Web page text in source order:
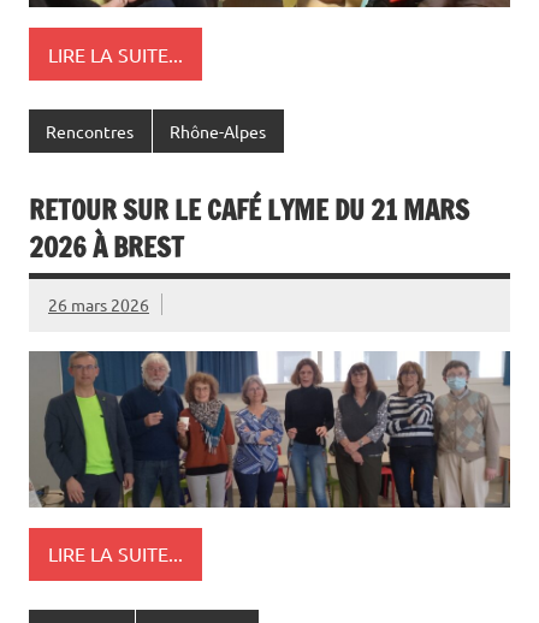
LIRE LA SUITE...
Rencontres Rhône-Alpes
RETOUR SUR LE CAFÉ LYME DU 21 MARS
2026 À BREST
26 mars 2026
LIRE LA SUITE...